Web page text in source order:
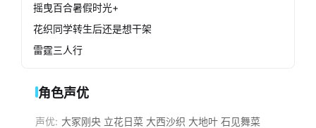
摇曳百合暑假时光+
花织同学转生后还是想干架
雷霆三人行
角色声优
声优: 大冢刚央 立花日菜 大西沙织 大地叶 石见舞菜